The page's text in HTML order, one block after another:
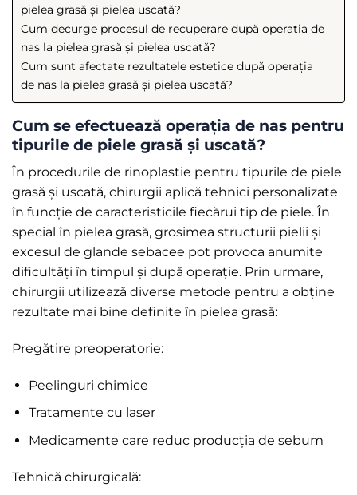
pielea grasă și pielea uscată?
Cum decurge procesul de recuperare după operația de
nas la pielea grasă și pielea uscată?
Cum sunt afectate rezultatele estetice după operația
de nas la pielea grasă și pielea uscată?
Cum se efectuează operația de nas pentru
tipurile de piele grasă și uscată?
În procedurile de rinoplastie pentru tipurile de piele
grasă și uscată, chirurgii aplică tehnici personalizate
în funcție de caracteristicile fiecărui tip de piele. În
special în pielea grasă, grosimea structurii pielii și
excesul de glande sebacee pot provoca anumite
dificultăți în timpul și după operație. Prin urmare,
chirurgii utilizează diverse metode pentru a obține
rezultate mai bine definite în pielea grasă:
Pregătire preoperatorie:
Peelinguri chimice
Tratamente cu laser
Medicamente care reduc producția de sebum
Tehnică chirurgicală: